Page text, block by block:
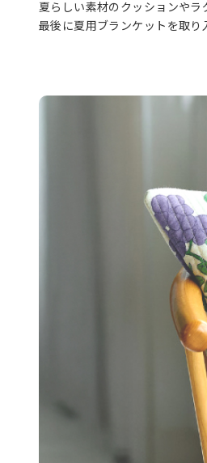
夏らしい素材のクッションや
最後に夏用ブランケットを取